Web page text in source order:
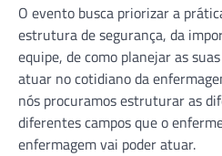
O evento busca priorizar a
estrutura de segurança, da
equipe, de como planejar as
atuar no cotidiano da
nós procuramos estruturar as
diferentes campos que o
enfermagem vai poder atuar.